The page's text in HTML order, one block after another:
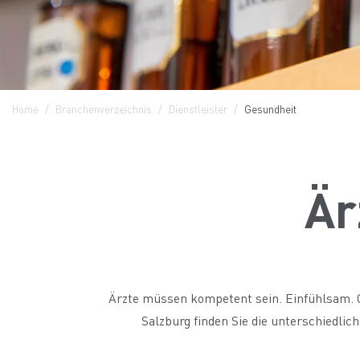
Home Branchenverzeichnis Dienstleister Gesundheit
Ärzte müssen kompetent sein. Einfühlsam.
Salzburg finden Sie die